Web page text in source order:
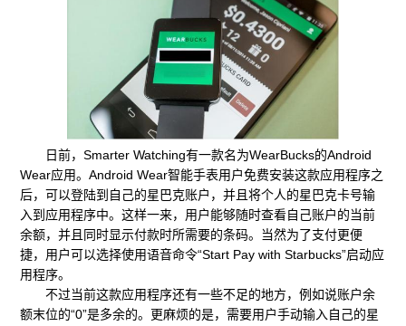
日前，Smarter Watching有一款名为WearBucks的Android
Wear应用。Android Wear智能手表用户免费安装这款应用程序之
后，可以登陆到自己的星巴克账户，并且将个人的星巴克卡号输
入到应用程序中。这样一来，用户能够随时查看自己账户的当前
余额，并且同时显示付款时所需要的条码。当然为了支付更便
捷，用户可以选择使用语音命令“Start Pay with Starbucks”启动应
用程序。
不过当前这款应用程序还有一些不足的地方，例如说账户余
额末位的“0”是多余的。更麻烦的是，需要用户手动输入自己的星